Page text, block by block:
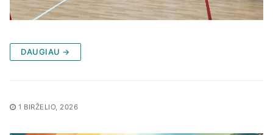
DAUGIAU →
1 BIRŽELIO, 2026